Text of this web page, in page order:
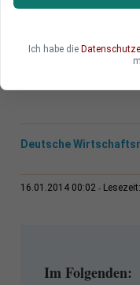
Beleg, dass das
Deutsche
16.01.2014 00:02 Lesezeit:
Im Folgenden:
Ich habe die